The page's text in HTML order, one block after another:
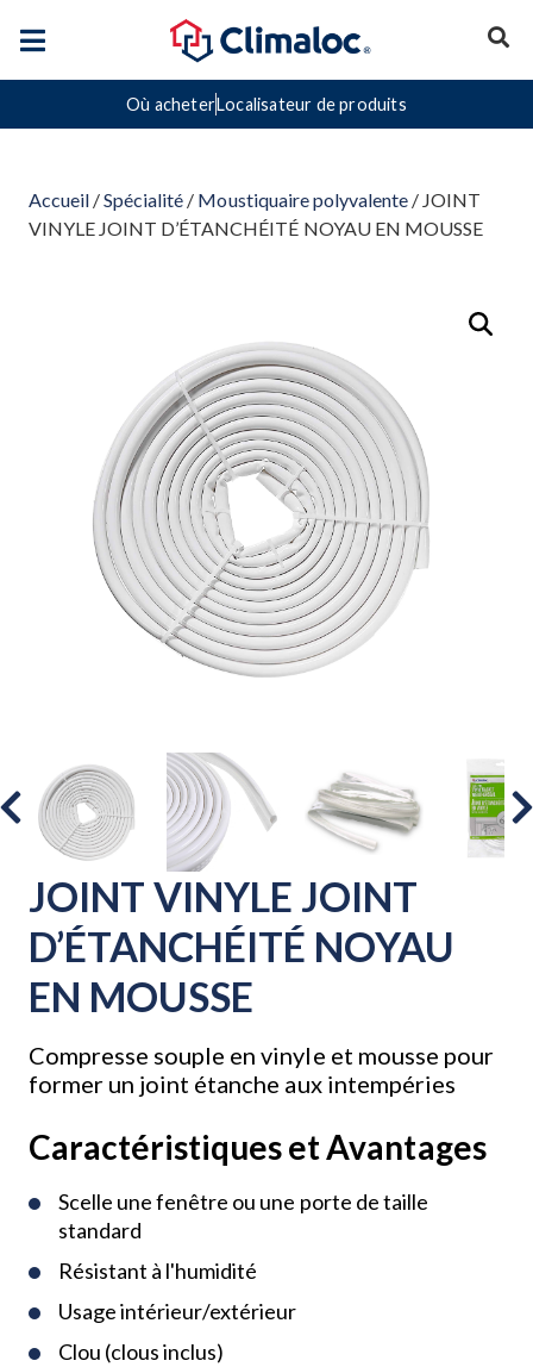
Où acheterLocalisateur de produits
Accueil /Spécialité / Moustiquaire polyvalente/ JOINT
VINYLE JOINT D’ÉTANCHÉITÉ NOYAU EN MOUSSE
JOINT VINYLE JOINT
D’ÉTANCHÉITÉ NOYAU
EN MOUSSE
Compresse souple en vinyle et mousse pour
former un joint étanche aux intempéries
Caractéristiques et Avantages
Scelle une fenêtre ou une porte de taille
standard
Résistant à l'humidité
Usage intérieur/extérieur
Clou (clous inclus)